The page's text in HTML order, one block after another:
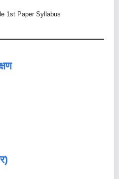
1st Paper Syllabus